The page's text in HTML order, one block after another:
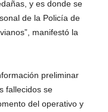
y es donde se
de la Policía de
manifestó la
preliminar
fallecidos se
del operativo y